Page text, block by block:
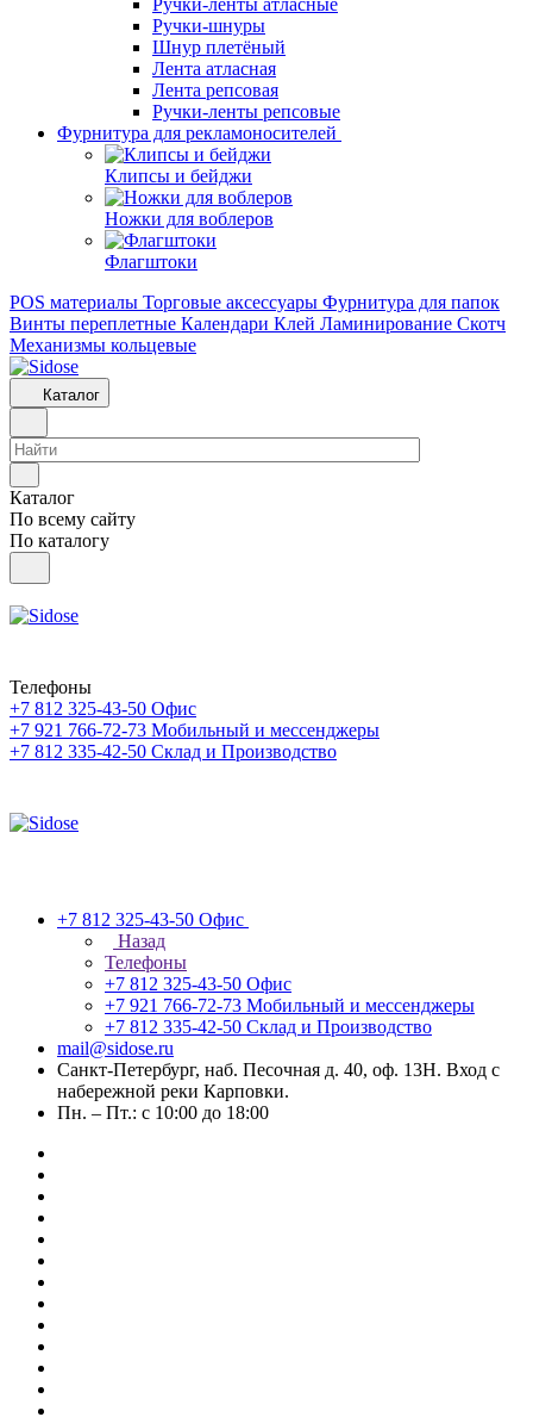
Ручки-ленты атласные
Ручки-шнуры
Шнур плетёный
Лента атласная
Лента репсовая
Ручки-ленты репсовые
Фурнитура для рекламоносителей
Клипсы и бeйджи
Ножки для воблеров
Флагштоки
POS материалы Торговые аксессуары Фурнитура для папок
Винты переплетные Календари Клей Ламинирование Скотч
Механизмы кольцевые
Каталог
Каталог
По всему сайту
По каталогу
Телефоны
+7 812 325-43-50 Офис
+7 921 766-72-73 Мобильный и мессенджеры
+7 812 335-42-50 Склад и Производство
+7 812 325-43-50 Офис
Назад
Телефоны
+7 812 325-43-50 Офис
+7 921 766-72-73 Мобильный и мессенджеры
+7 812 335-42-50 Склад и Производство
mail@sidose.ru
Санкт-Петербург, наб. Песочная д. 40, оф. 13Н. Вход с
набережной реки Карповки.
Пн. – Пт.: с 10:00 до 18:00